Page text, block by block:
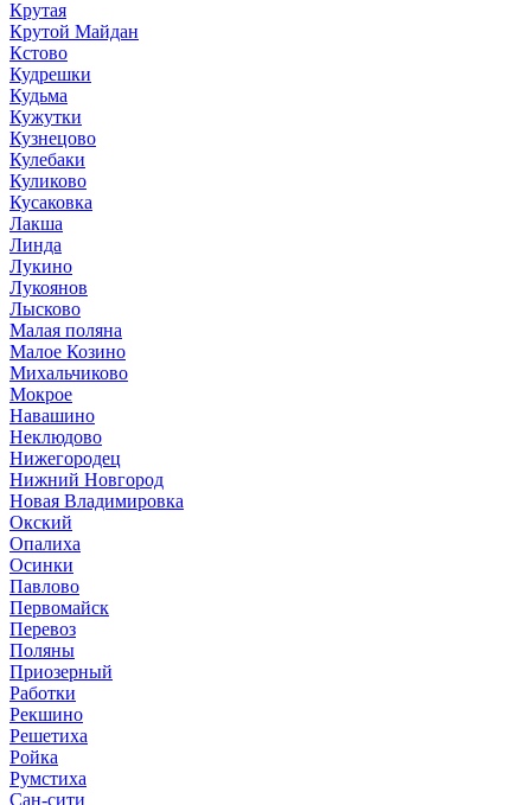
Крутая
Крутой Майдан
Кстово
Кудрешки
Кудьма
Кужутки
Кузнецово
Кулебаки
Куликово
Кусаковка
Лакша
Линда
Лукино
Лукоянов
Лысково
Малая поляна
Малое Козино
Михальчиково
Мокрое
Навашино
Неклюдово
Нижегородец
Нижний Новгород
Новая Владимировка
Окский
Опалиха
Осинки
Павлово
Первомайск
Перевоз
Поляны
Приозерный
Работки
Рекшино
Решетиха
Ройка
Румстиха
Сан-сити